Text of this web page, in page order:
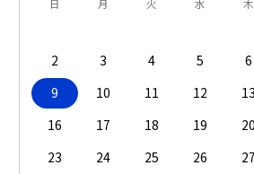
日 月 火 水 木
2
3 4 5 6
9
10 11 12 13
16
17 18 19 20
23
24 25 26 27